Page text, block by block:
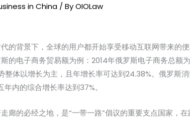
in China / ByOIOLaw
的背景下，全球的用户都开始享受移动互联网带来的
的电子商务贸易额为例：2014年俄罗斯电子商务总
体以增长为主，且年增长率可达到24.38%。俄罗斯
内的综合增长率达到37%。
廊的必经之地，是“一带一路”倡议的重要支点国家，